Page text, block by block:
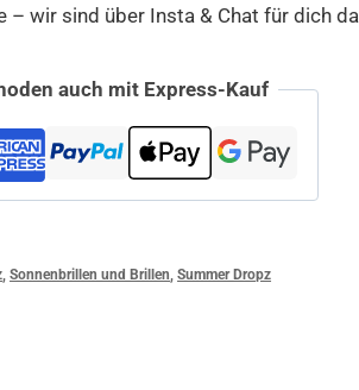
– wir sind über Insta & Chat für dich da
auch mit Express-Kauf
,Sonnenbrillen und Brillen ,Summer Dropz